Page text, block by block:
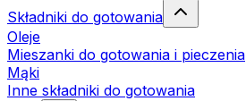
Składniki do gotowania
Oleje
Mieszanki do gotowania i pieczenia
Mąki
Inne składniki do gotowania